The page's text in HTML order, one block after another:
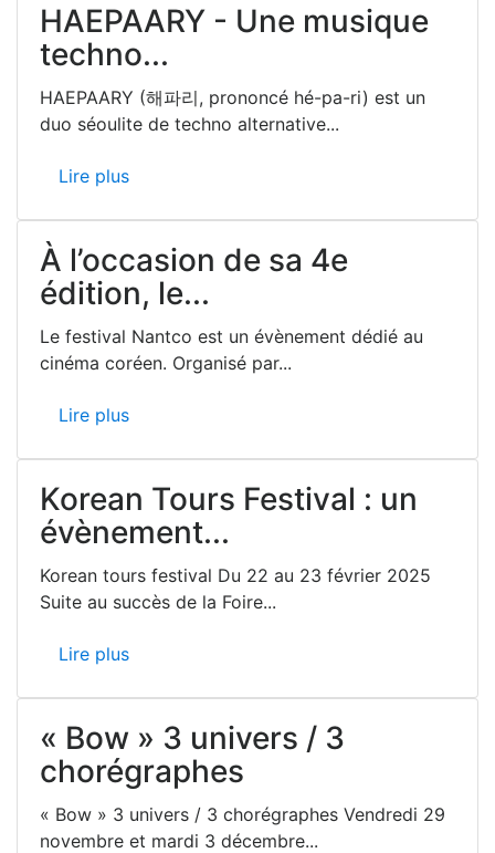
HAEPAARY - Une musique
techno...
HAEPAARY (해파리, prononcé hé-pa-ri) est un
duo séoulite de techno alternative...
Lire plus
À l’occasion de sa 4e
édition, le...
Le festival Nantco est un évènement dédié au
cinéma coréen. Organisé par...
Lire plus
Korean Tours Festival : un
évènement...
Korean tours festival Du 22 au 23 février 2025
Suite au succès de la Foire...
Lire plus
« Bow » 3 univers / 3
chorégraphes
« Bow » 3 univers / 3 chorégraphes Vendredi 29
novembre et mardi 3 décembre...